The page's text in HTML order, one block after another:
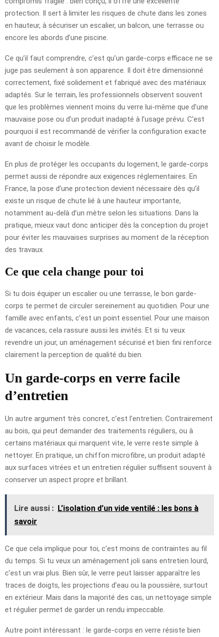
protection. Il sert à limiter les risques de chute dans les zones
en hauteur, à sécuriser un escalier, un balcon, une terrasse ou
encore les abords d’une piscine.
Ce qu’il faut comprendre, c’est qu’un garde-corps efficace ne se
juge pas seulement à son apparence. Il doit être dimensionné
correctement, fixé solidement et fabriqué avec des matériaux
adaptés. Sur le terrain, les professionnels observent souvent
que les problèmes viennent moins du verre lui-même que d’une
mauvaise pose ou d’un produit inadapté à l’usage prévu. C’est
pourquoi il est recommandé de vérifier la configuration exacte
avant de choisir le modèle.
En plus de protéger les occupants du logement, le garde-corps
permet aussi de répondre aux exigences réglementaires. En
France, la pose d’une protection devient nécessaire dès qu’il
existe un risque de chute lié à une hauteur importante,
notamment au-delà d’un mètre selon les situations. Dans la
pratique, mieux vaut donc anticiper dès la conception du projet
pour éviter les mauvaises surprises au moment de la réception
des travaux.
Ce que cela change pour toi
Si tu dois équiper un escalier ou une terrasse, le bon garde-
corps te permet de circuler sereinement au quotidien. Pour une
famille avec enfants, c’est un point essentiel. Pour une maison
de vacances, cela rassure aussi les invités. Et si tu veux
revendre un jour, un aménagement sécurisé et bien fini renforce
clairement la perception de qualité du bien.
Un garde-corps en verre facile
d’entretien
Un autre argument très concret, c’est l’entretien. Contrairement
au bois, qui peut demander des traitements réguliers, ou à
certains matériaux qui marquent vite, le verre reste simple à
nettoyer. En pratique, un chiffon microfibre, un produit adapté
aux surfaces vitrées et un entretien régulier suffisent souvent à
conserver un aspect propre et brillant.
Lire aussi : L’isolation d’un vide ventilé : les bons à
savoir
Ce que cela implique pour toi, c’est moins de contraintes au fil
du temps. Si tu veux un aménagement joli sans entretien lourd,
c’est un vrai plus. Bien sûr, le verre peut laisser apparaître les
traces de doigts, les projections d’eau ou la poussière, surtout
en extérieur. Mais dans la majorité des cas, un nettoyage simple
et régulier permet de garder un rendu impeccable.
Autre point intéressant : le garde-corps en verre résiste bien